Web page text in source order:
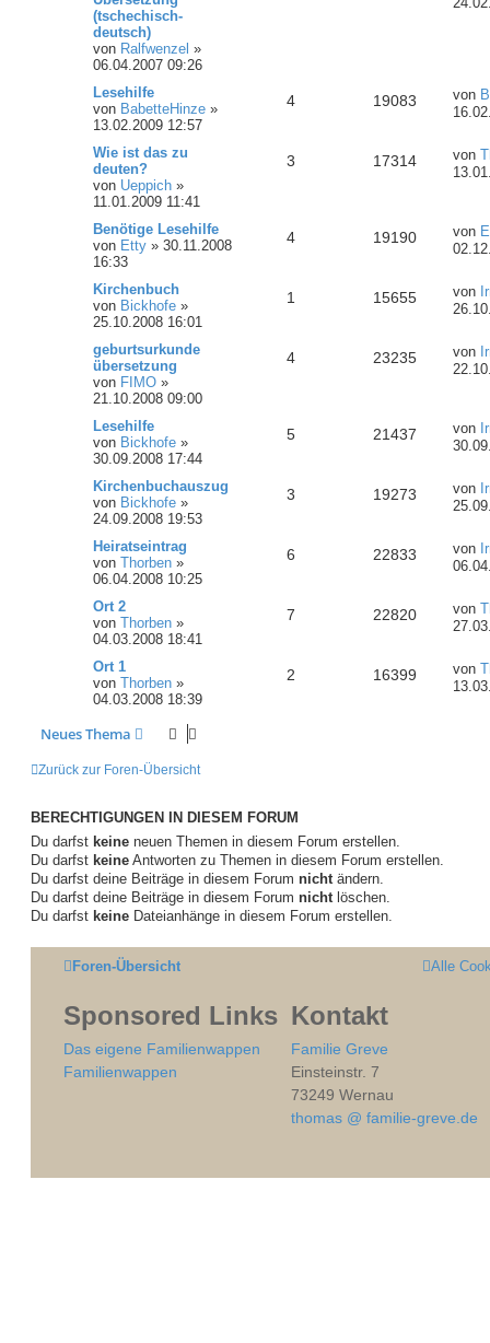
(tschechisch-
deutsch)
von Ralfwenzel »
06.04.2007 09:26
Lesehilfe
von BabetteHinze »
13.02.2009 12:57
4 19083 von
Wie ist das zu
deuten?
von Ueppich »
11.01.2009 11:41
3 17314 von
Benötige Lesehilfe
von Etty » 30.11.2008
16:33
4 19190 von
Kirchenbuch
von Bickhofe »
25.10.2008 16:01
1 15655 von
geburtsurkunde
übersetzung
von FIMO »
21.10.2008 09:00
4 23235 von
Lesehilfe
von Bickhofe »
30.09.2008 17:44
5 21437 von
Kirchenbuchauszug
von Bickhofe »
24.09.2008 19:53
3 19273 von
Heiratseintrag
von Thorben »
06.04.2008 10:25
6 22833 von
Ort 2
von Thorben »
04.03.2008 18:41
7 22820 von
Ort 1
von Thorben »
04.03.2008 18:39
2 16399 von
Neues Thema
Zurück zur Foren-Übersicht
BERECHTIGUNGEN IN DIESEM FORUM
Du darfst keine neuen Themen in diesem Forum erstellen.
Du darfst keine Antworten zu Themen in diesem Forum erstellen.
Du darfst deine Beiträge in diesem Forum nichtändern.
Du darfst deine Beiträge in diesem Forum nichtlöschen.
Du darfst keine Dateianhänge in diesem Forum erstellen.
Foren-Übersicht Alle
Sponsored Links
Das eigene Familienwappen
Familienwappen
Kontakt
Familie Greve
Einsteinstr. 7
73249 Wernau
thomas @ familie-greve.de